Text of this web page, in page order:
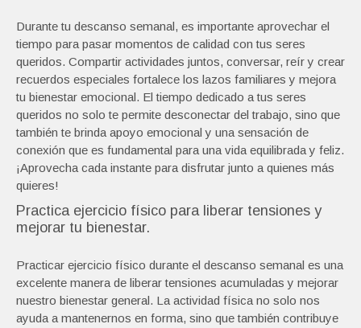
Durante tu descanso semanal, es importante aprovechar el
tiempo para pasar momentos de calidad con tus seres
queridos. Compartir actividades juntos, conversar, reír y crear
recuerdos especiales fortalece los lazos familiares y mejora
tu bienestar emocional. El tiempo dedicado a tus seres
queridos no solo te permite desconectar del trabajo, sino que
también te brinda apoyo emocional y una sensación de
conexión que es fundamental para una vida equilibrada y feliz.
¡Aprovecha cada instante para disfrutar junto a quienes más
quieres!
Practica ejercicio físico para liberar tensiones y
mejorar tu bienestar.
Practicar ejercicio físico durante el descanso semanal es una
excelente manera de liberar tensiones acumuladas y mejorar
nuestro bienestar general. La actividad física no solo nos
ayuda a mantenernos en forma, sino que también contribuye